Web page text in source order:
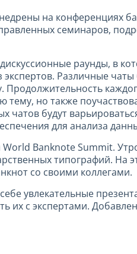
на конференциях
семинаров,
раунды, в
Различные
но также
чатов будут
для анализа
Banknote Summit.
типографий. На
со своими коллегами.
увлекательные
их с экспертами.